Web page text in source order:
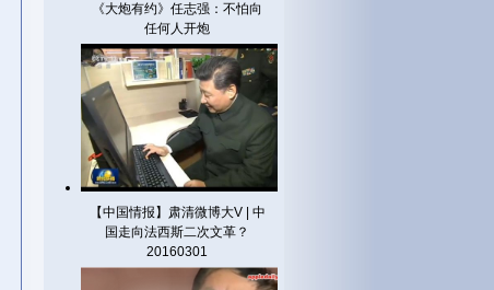
《大炮有约》任志强：不怕向
任何人开炮
【中国情报】肃清微博大V | 中
国走向法西斯二次文革？
20160301